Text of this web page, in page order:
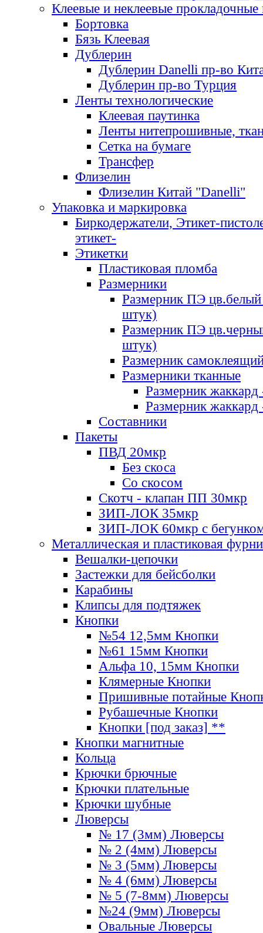
Клеевые и неклеевые прокладочные
Бортовка
Бязь Клеевая
Дублерин
Дублерин Danelli пр-во
Дублерин пр-во Турция
Ленты технологические
Клеевая паутинка
Ленты нитепрошивные,
Сетка на бумаге
Трансфер
Флизелин
Флизелин Китай "Danelli"
Упаковка и маркировка
Биркодержатели, Этикет-
этикет-
Этикетки
Пластиковая пломба
Размерники
Размерник ПЭ цв.белый
штук)
Размерник ПЭ
штук)
Размерник
Размерники тканные
Размерник
Размерник
Составники
Пакеты
ПВД 20мкр
Без скоса
Со скосом
Скотч - клапан ПП 30мкр
ЗИП-ЛОК 35мкр
ЗИП-ЛОК 60мкр с
Металлическая и пластиковая
Вешалки-цепочки
Застежки для бейсболки
Карабины
Клипсы для подтяжек
Кнопки
№54 12,5мм Кнопки
№61 15мм Кнопки
Альфа 10, 15мм Кнопки
Клямерные Кнопки
Пришивные потайные
Рубашечные Кнопки
Кнопки [под заказ] **
Кнопки магнитные
Кольца
Крючки брючные
Крючки плательные
Крючки шубные
Люверсы
№ 17 (3мм) Люверсы
№ 2 (4мм) Люверсы
№ 3 (5мм) Люверсы
№ 4 (6мм) Люверсы
№ 5 (7-8мм) Люверсы
№24 (9мм) Люверсы
Овальные Люверсы